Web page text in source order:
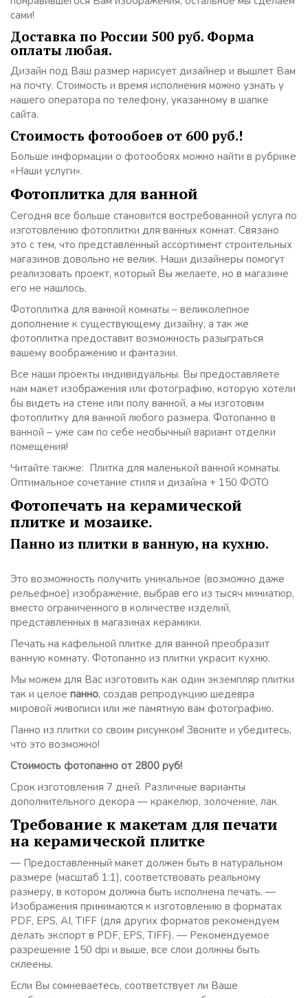
сами!
Доставка по России 500 руб. Форма
оплаты любая.
Дизайн под Ваш размер нарисует дизайнер и вышлет Вам
на почту. Стоимость и время исполнения можно узнать у
нашего оператора по телефону, указанному в шапке
сайта.
Стоимость фотообоев от 600 руб.!
Больше информации о фотообоях можно найти в рубрике
«Наши услуги».
Фотоплитка для ванной
Сегодня все больше становится востребованной услуга по
изготовлению фотоплитки для ванных комнат. Связано
это с тем, что представленный ассортимент строительных
магазинов довольно не велик. Наши дизайнеры помогут
реализовать проект, который Вы желаете, но в магазине
его не нашлось.
Фотоплитка для ванной комнаты – великолепное
дополнение к существующему дизайну, а так же
фотоплитка предоставит возможность разыграться
вашему воображению и фантазии.
Все наши проекты индивидуальны. Вы предоставляете
нам макет изображения или фотографию, которую хотели
бы видеть на стене или полу ванной, а мы изготовим
фотоплитку для ванной любого размера. Фотопанно в
ванной – уже сам по себе необычный вариант отделки
помещения!
Читайте также: Плитка для маленькой ванной комнаты.
Оптимальное сочетание стиля и дизайна + 150 ФОТО
Фотопечать на керамической
плитке и мозаике.
Панно из плитки в ванную, на кухню.
Это возможность получить уникальное (возможно даже
рельефное) изображение, выбрав его из тысяч миниатюр,
вместо ограниченного в количестве изделий,
представленных в магазинах керамики.
Печать на кафельной плитке для ванной преобразит
ванную комнату. Фотопанно из плитки украсит кухню.
Мы можем для Вас изготовить как один экземпляр плитки
так и целое панно, создав репродукцию шедевра
мировой живописи или же памятную вам фотографию.
Панно из плитки со своим рисунком! Звоните и убедитесь,
что это возможно!
Стоимость фотопанно от 2800 руб!
Срок изготовления 7 дней. Различные варианты
дополнительного декора — кракелюр, золочение, лак.
Требование к макетам для печати
на керамической плитке
— Предоставленный макет должен быть в натуральном
размере (масштаб 1:1), соответствовать реальному
размеру, в котором должна быть исполнена печать. —
Изображения принимаются к изготовлению в форматах
PDF, EPS, AI, TIFF (для других форматов рекомендуем
делать экспорт в PDF, EPS, TIFF). — Рекомендуемое
разрешение 150 dpi и выше, все слои должны быть
склеены.
Если Вы сомневаетесь, соответствует ли Ваше